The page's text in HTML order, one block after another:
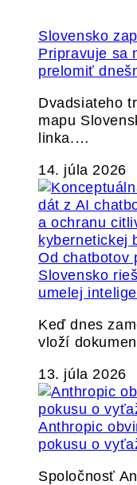
Slovensko
Pripravuje sa
prelomiť
Dvadsiateho
mapu
linka.…
14. júla 2026
Od chatbotov
Slovensko
umelej
Keď dnes
vloží
13. júla 2026
Anthropic
pokusu o
Spoločnosť